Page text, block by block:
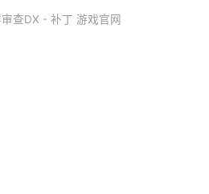
查DX - 补丁 游戏官网